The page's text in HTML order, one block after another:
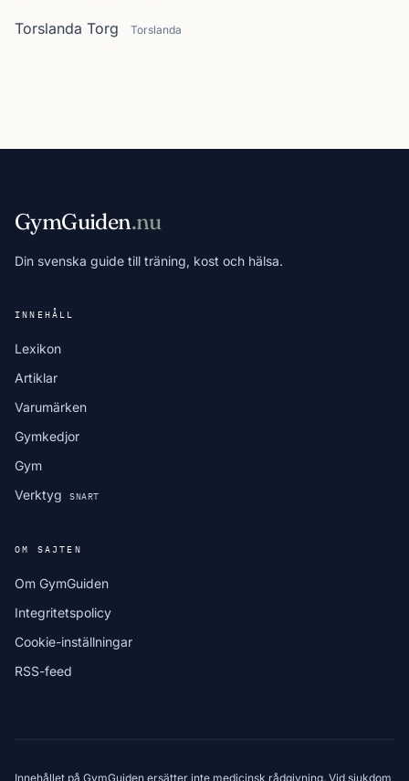
Torslanda Torg Torslanda
GymGuiden.nu
Din svenska guide till träning, kost och hälsa.
INNEHÅLL
Lexikon
Artiklar
Varumärken
Gymkedjor
Gym
Verktyg
SNART
OM SAJTEN
Om GymGuiden
Integritetspolicy
Cookie-inställningar
RSS-feed
Innehållet på GymGuiden ersätter inte medicinsk rådgivning. Vid sjukdom